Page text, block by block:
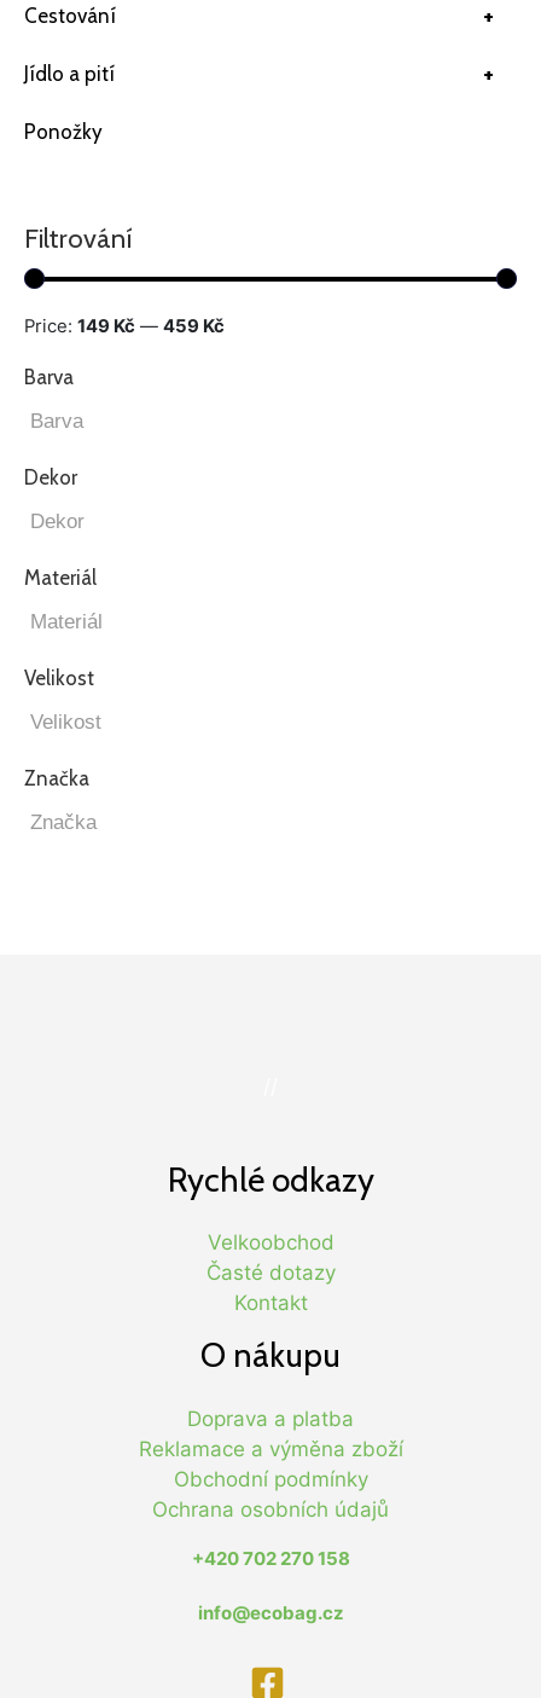
+
Cestování
+
Jídlo a pití
Ponožky
Filtrování
Price: 149 Kč — 459 Kč
Barva
Dekor
Materiál
Velikost
Značka
Rychlé odkazy
Velkoobchod
Časté dotazy
Kontakt
O nákupu
Doprava a platba
Reklamace a výměna zboží
Obchodní podmínky
Ochrana osobních údajů
+420 702 270 158
info@ecobag.cz